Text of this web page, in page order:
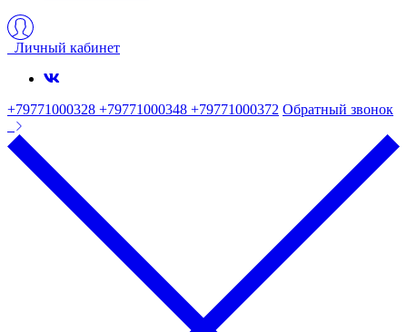
Личный кабинет
+79771000328 +79771000348 +79771000372 Обратный звонок